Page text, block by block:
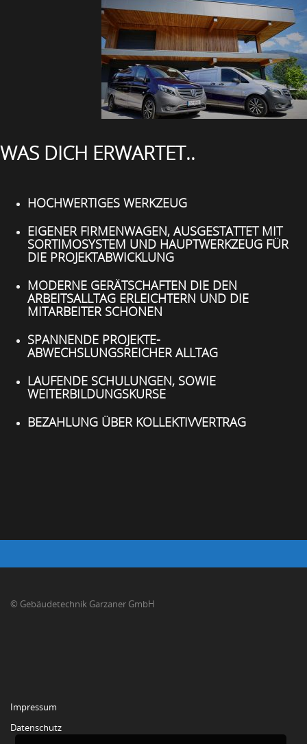
WAS DICH ERWARTET..
HOCHWERTIGES WERKZEUG
EIGENER FIRMENWAGEN, AUSGESTATTET MIT
SORTIMOSYSTEM UND HAUPTWERKZEUG FÜR
DIE PROJEKTABWICKLUNG
MODERNE GERÄTSCHAFTEN DIE DEN
ARBEITSALLTAG ERLEICHTERN UND DIE
MITARBEITER SCHONEN
SPANNENDE PROJEKTE-
ABWECHSLUNGSREICHER ALLTAG
LAUFENDE SCHULUNGEN, SOWIE
WEITERBILDUNGSKURSE
BEZAHLUNG ÜBER KOLLEKTIVVERTRAG
© Gebäudetechnik Garzaner GmbH
Impressum
Datenschutz